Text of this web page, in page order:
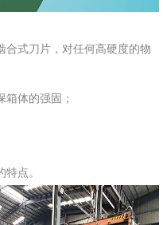
合式刀片，对任何高硬度的物
体的强固；
点。